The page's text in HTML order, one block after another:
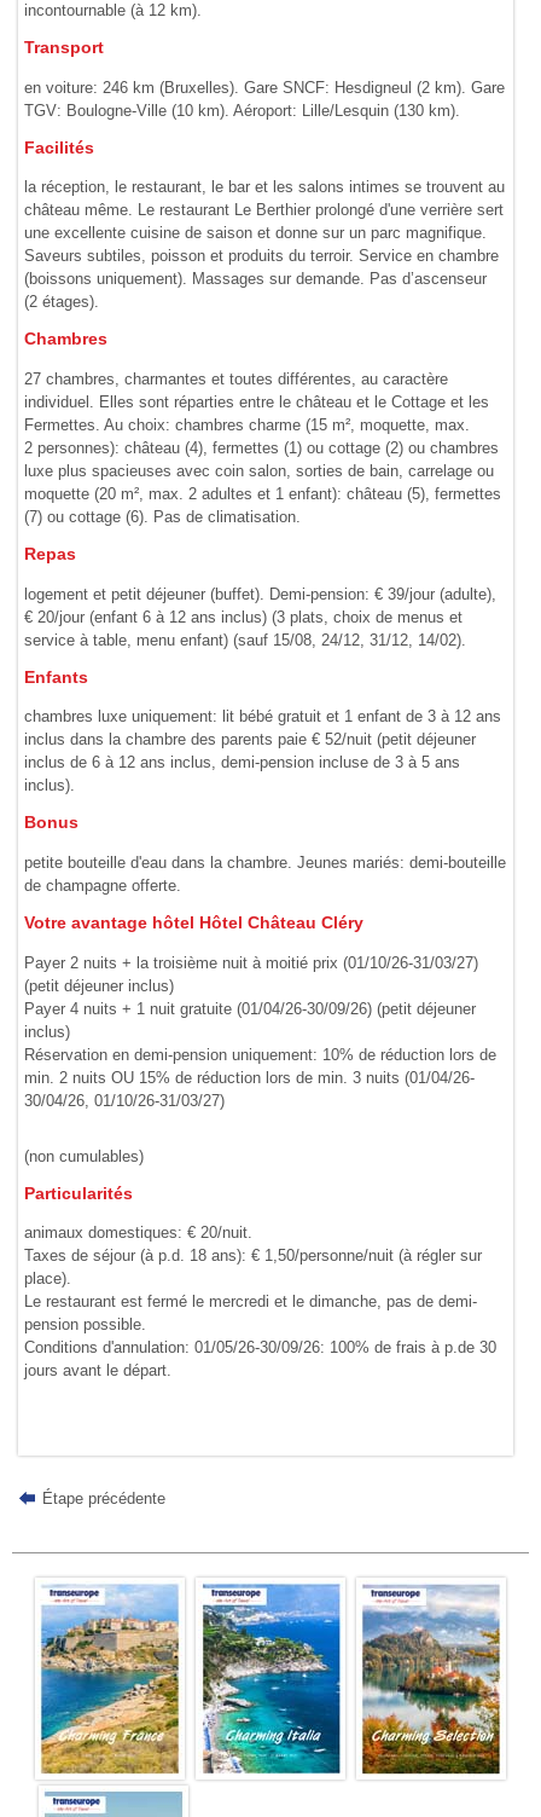
incontournable (à 12 km).
Transport
en voiture: 246 km (Bruxelles). Gare SNCF: Hesdigneul (2 km). Gare
TGV: Boulogne-Ville (10 km). Aéroport: Lille/Lesquin (130 km).
Facilités
la réception, le restaurant, le bar et les salons intimes se trouvent au
château même. Le restaurant Le Berthier prolongé d'une verrière sert
une excellente cuisine de saison et donne sur un parc magnifique.
Saveurs subtiles, poisson et produits du terroir. Service en chambre
(boissons uniquement). Massages sur demande. Pas d’ascenseur
(2 étages).
Chambres
27 chambres, charmantes et toutes différentes, au caractère
individuel. Elles sont réparties entre le château et le Cottage et les
Fermettes. Au choix: chambres charme (15 m², moquette, max.
2 personnes): château (4), fermettes (1) ou cottage (2) ou chambres
luxe plus spacieuses avec coin salon, sorties de bain, carrelage ou
moquette (20 m², max. 2 adultes et 1 enfant): château (5), fermettes
(7) ou cottage (6). Pas de climatisation.
Repas
logement et petit déjeuner (buffet). Demi-pension: € 39/jour (adulte),
€ 20/jour (enfant 6 à 12 ans inclus) (3 plats, choix de menus et
service à table, menu enfant) (sauf 15/08, 24/12, 31/12, 14/02).
Enfants
chambres luxe uniquement: lit bébé gratuit et 1 enfant de 3 à 12 ans
inclus dans la chambre des parents paie € 52/nuit (petit déjeuner
inclus de 6 à 12 ans inclus, demi-pension incluse de 3 à 5 ans
inclus).
Bonus
petite bouteille d'eau dans la chambre. Jeunes mariés: demi-bouteille
de champagne offerte.
Votre avantage hôtel Hôtel Château Cléry
Payer 2 nuits + la troisième nuit à moitié prix (01/10/26-31/03/27)
(petit déjeuner inclus)
Payer 4 nuits + 1 nuit gratuite (01/04/26-30/09/26) (petit déjeuner
inclus)
Réservation en demi-pension uniquement: 10% de réduction lors de
min. 2 nuits OU 15% de réduction lors de min. 3 nuits (01/04/26-
30/04/26, 01/10/26-31/03/27)
(non cumulables)
Particularités
animaux domestiques: € 20/nuit.
Taxes de séjour (à p.d. 18 ans): € 1,50/personne/nuit (à régler sur
place).
Le restaurant est fermé le mercredi et le dimanche, pas de demi-
pension possible.
Conditions d'annulation: 01/05/26-30/09/26: 100% de frais à p.de 30
jours avant le départ.
Étape précédente